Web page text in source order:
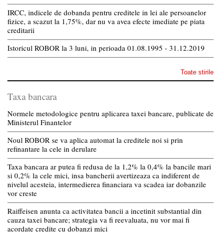
IRCC, indicele de dobanda pentru creditele in lei ale persoanelor
fizice, a scazut la 1,75%, dar nu va avea efecte imediate pe piata
creditarii
Istoricul ROBOR la 3 luni, in perioada 01.08.1995 - 31.12.2019
Toate stirile
Taxa bancara
Normele metodologice pentru aplicarea taxei bancare, publicate de
Ministerul Finantelor
Noul ROBOR se va aplica automat la creditele noi si prin
refinantare la cele in derulare
Taxa bancara ar putea fi redusa de la 1,2% la 0,4% la bancile mari
si 0,2% la cele mici, insa bancherii avertizeaza ca indiferent de
nivelul acesteia, intermedierea financiara va scadea iar dobanzile
vor creste
Raiffeisen anunta ca activitatea bancii a incetinit substantial din
cauza taxei bancare; strategia va fi reevaluata, nu vor mai fi
acordate credite cu dobanzi mici